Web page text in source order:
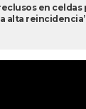
en celdas
alta